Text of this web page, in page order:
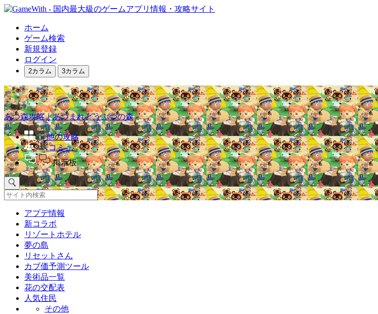
ホーム
ゲーム検索
新規登録
ログイン
2カラム 3カラム
あつ森攻略｜あつまれどうぶつの森
他の攻略
コミュ
掲示板
アプデ情報
新コラボ
リゾートホテル
夢の島
リセットさん
カブ価予測ツール
美術品一覧
花の交配表
人気住民
その他